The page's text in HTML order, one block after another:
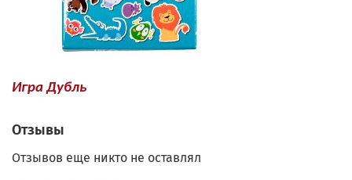
Игра Дубль
Отзывы
Отзывов еще никто не оставлял